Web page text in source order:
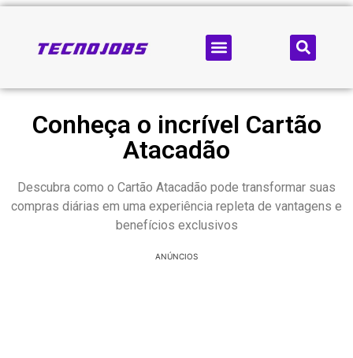
Conheça o incrível Cartão
Atacadão
Descubra como o Cartão Atacadão pode transformar suas
compras diárias em uma experiência repleta de vantagens e
benefícios exclusivos
ANÚNCIOS